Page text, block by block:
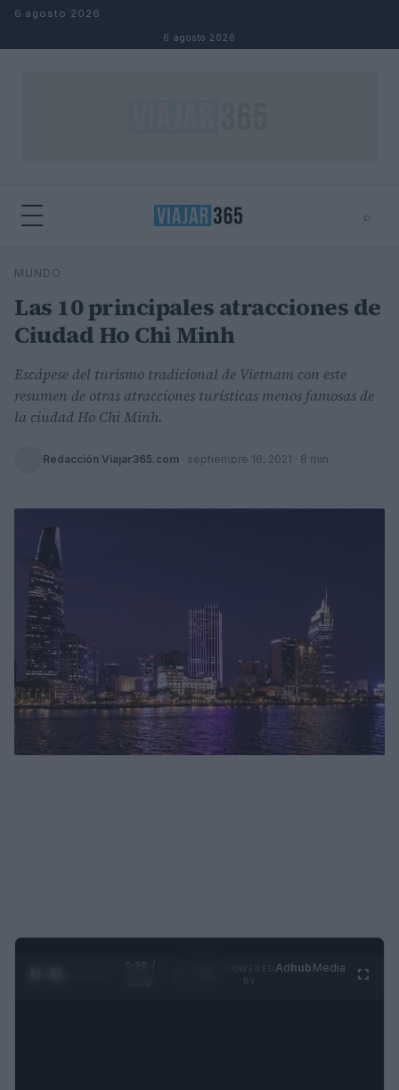
Saltar al contenido
6 agosto 2026
6 agosto 2026
⌕
Buscar
MUNDO
Las 10 principales atracciones de
Ciudad Ho Chi Minh
Escápese del turismo tradicional de Vietnam con este
resumen de otras atracciones turísticas menos famosas de
la ciudad Ho Chi Minh.
Redacción Viajar365.com · septiembre 16, 2021 · 8 min
0:29 /
Adhub Media